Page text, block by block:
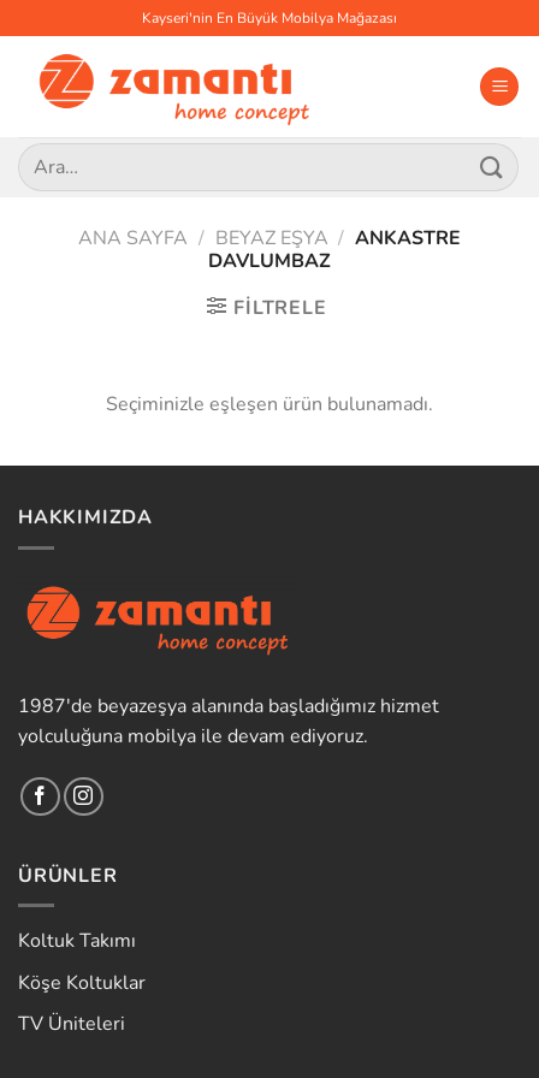
atla
Kayseri'nin En Büyük Mobilya Mağazası
Ara:
ANA SAYFA / BEYAZ EŞYA / ANKASTRE
DAVLUMBAZ
FILTRELE
Seçiminizle eşleşen ürün bulunamadı.
HAKKIMIZDA
1987'de beyazeşya alanında başladığımız hizmet
yolculuğuna mobilya ile devam ediyoruz.
ÜRÜNLER
Koltuk Takımı
Köşe Koltuklar
TV Üniteleri